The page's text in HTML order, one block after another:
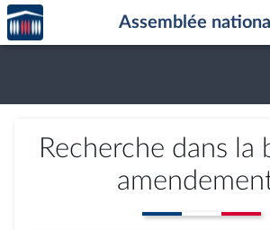
Aller au contenu
Aller en bas de la page
Accèder
à la
page
Assemblée
Recherche dans la